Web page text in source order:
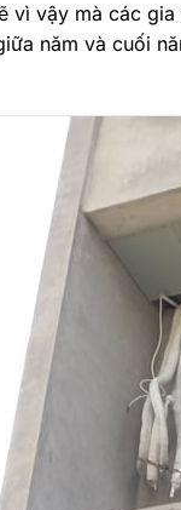
vì vậy mà các
năm và cuối